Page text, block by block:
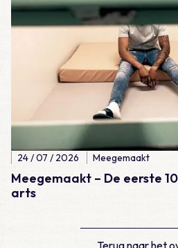
Meegemaakt – De eerste
arts
24 / 07 / 2026 Meegemaakt
Terug naar het